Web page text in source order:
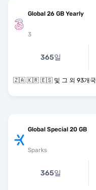
Global 26 GB Yearly
3
365일
🇿🇦 🇰🇷 🇪🇸 및 그 외 93개국
Global Special 20 GB
Sparks
365일